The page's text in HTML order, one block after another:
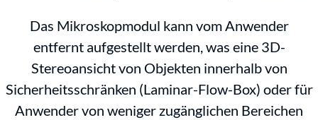
Das Mikroskopmodul kann vom Anwender
entfernt aufgestellt werden, was eine 3D-
Stereoansicht von Objekten innerhalb von
Sicherheitsschränken (Laminar-Flow-Box) oder für
Anwender von weniger zugänglichen Bereichen